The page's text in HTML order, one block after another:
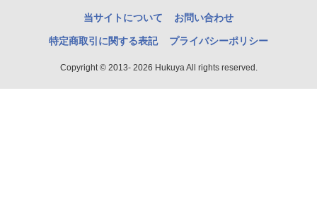
当サイトについて お問い合わせ
特定商取引に関する表記 プライバシーポリシー
Copyright © 2013- 2026 Hukuya All rights reserved.